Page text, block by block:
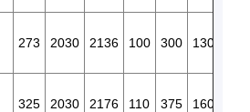
273 2030 2136 100 300 130
325 2030 2176 110 375 160